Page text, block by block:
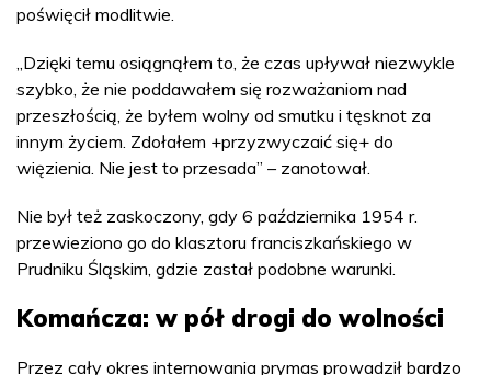
poświęcił modlitwie.
„Dzięki temu osiągnąłem to, że czas upływał niezwykle
szybko, że nie poddawałem się rozważaniom nad
przeszłością, że byłem wolny od smutku i tęsknot za
innym życiem. Zdołałem +przyzwyczaić się+ do
więzienia. Nie jest to przesada” – zanotował.
Nie był też zaskoczony, gdy 6 października 1954 r.
przewieziono go do klasztoru franciszkańskiego w
Prudniku Śląskim, gdzie zastał podobne warunki.
Komańcza: w pół drogi do wolności
Przez cały okres internowania prymas prowadził bardzo